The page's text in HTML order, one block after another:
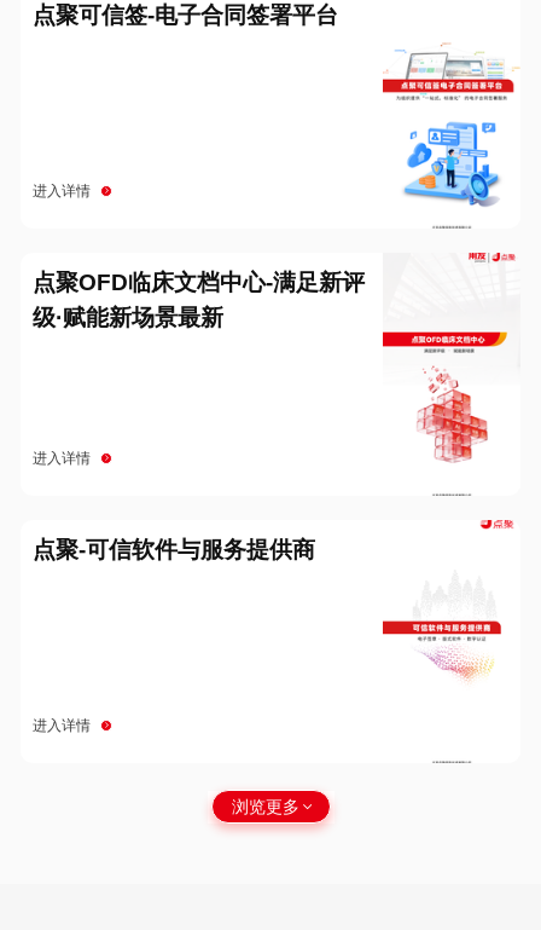
点聚可信签-电子合同签署平台
进入详情
点聚OFD临床文档中心-满足新评
级·赋能新场景最新
进入详情
点聚-可信软件与服务提供商
进入详情
浏览更多